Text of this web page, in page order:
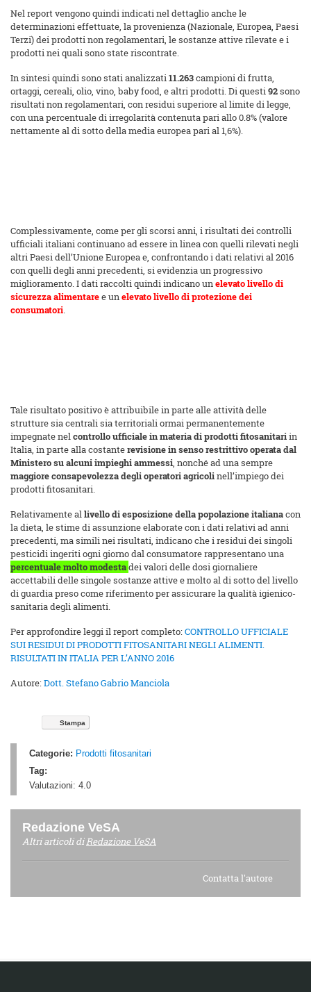
Nel report vengono quindi indicati nel dettaglio anche le
determinazioni effettuate, la provenienza (Nazionale, Europea, Paesi
Terzi) dei prodotti non regolamentari, le sostanze attive rilevate e i
prodotti nei quali sono state riscontrate.
In sintesi quindi sono stati analizzati11.263campioni di frutta,
ortaggi, cereali, olio, vino, baby food, e altri prodotti. Di questi92sono
risultati non regolamentari, con residui superiore al limite di legge,
con una percentuale di irregolarità contenuta pari allo 0.8% (valore
nettamente al di sotto della media europea pari al 1,6%).
Complessivamente, come per gli scorsi anni, i risultati dei controlli
ufficiali italiani continuano ad essere in linea con quelli rilevati negli
altri Paesi dell’Unione Europea e, confrontando i dati relativi al 2016
con quelli degli anni precedenti, si evidenzia un progressivo
miglioramento. I dati raccolti quindi indicano unelevato livello di
sicurezza alimentaree unelevato livello di protezione dei
consumatori.
Tale risultato positivo è attribuibile in parte alle attività delle
strutture sia centrali sia territoriali ormai permanentemente
impegnate nelcontrollo ufficiale in materia di prodotti fitosanitariin
Italia, in parte alla costanterevisione in senso restrittivo operata dal
Ministero su alcuni impieghi ammessi, nonché ad una sempre
maggiore consapevolezza degli operatori agricolinell’impiego dei
prodotti fitosanitari.
Relativamente allivello di esposizione della popolazione italianacon
la dieta, le stime di assunzione elaborate con i dati relativi ad anni
precedenti, ma simili nei risultati, indicano che i residui dei singoli
pesticidi ingeriti ogni giorno dal consumatore rappresentano una
percentuale molto modestadei valori delle dosi giornaliere
accettabili delle singole sostanze attive e molto al di sotto del livello
di guardia preso come riferimento per assicurare la qualità igienico-
sanitaria degli alimenti.
Per approfondire leggi il report completo:CONTROLLO UFFICIALE
SUI RESIDUI DI PRODOTTI FITOSANITARI NEGLI ALIMENTI.
RISULTATI IN ITALIA PER L’ANNO 2016
Autore:Dott. Stefano Gabrio Manciola
Stampa
Categorie: Prodotti fitosanitari
Tag:
Valutazioni: 4.0
Redazione VeSA
Altri articoli diRedazione VeSA
Contatta l'autore